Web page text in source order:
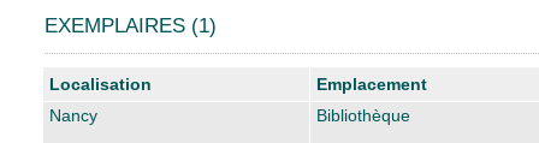
EXEMPLAIRES (1)
Liste des exemplaires
Localisation Emplacement
Nancy
Bibliothèque